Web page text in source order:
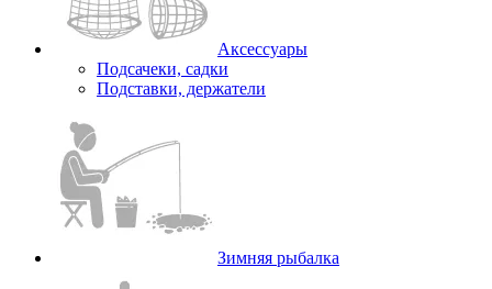
Аксессуары
Подсачеки, садки
Подставки, держатели
Зимняя рыбалка